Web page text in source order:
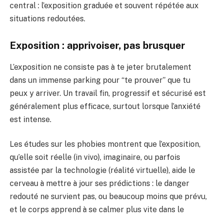
central : l’exposition graduée et souvent répétée aux
situations redoutées.
Exposition : apprivoiser, pas brusquer
L’exposition ne consiste pas à te jeter brutalement
dans un immense parking pour “te prouver” que tu
peux y arriver. Un travail fin, progressif et sécurisé est
généralement plus efficace, surtout lorsque l’anxiété
est intense.
Les études sur les phobies montrent que l’exposition,
qu’elle soit réelle (in vivo), imaginaire, ou parfois
assistée par la technologie (réalité virtuelle), aide le
cerveau à mettre à jour ses prédictions : le danger
redouté ne survient pas, ou beaucoup moins que prévu,
et le corps apprend à se calmer plus vite dans le